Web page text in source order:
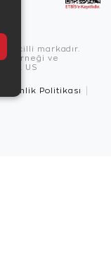
tescilli markadır.
Derneği ve
US
Güvenlik Politikası